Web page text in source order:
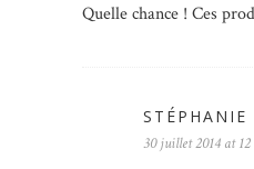
Quelle chance ! Ces
STÉPHANIE
30 juillet 2014 at